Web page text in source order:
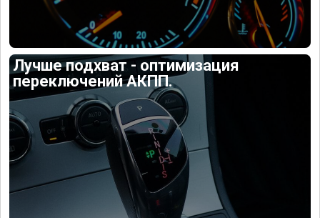
Лучше подхват - оптимизация
переключений АКПП.